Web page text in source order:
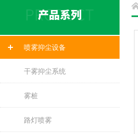
喷雾抑尘设备
干雾抑尘系统
雾桩
路灯喷雾